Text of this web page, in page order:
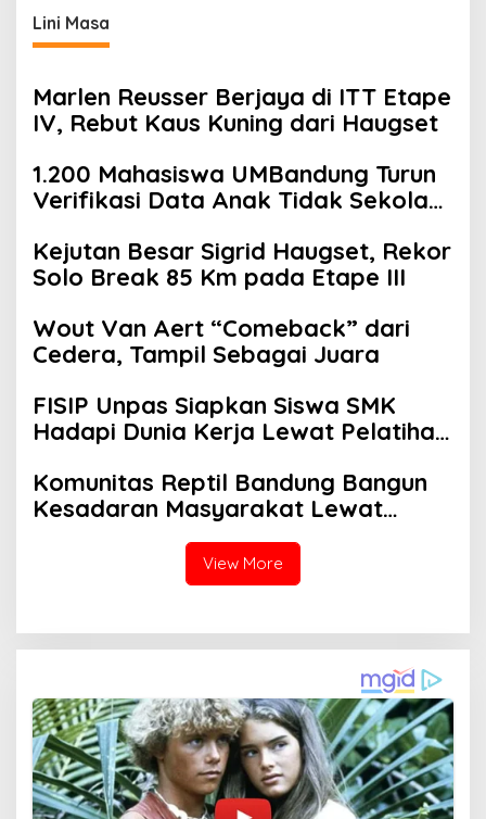
Lini Masa
Marlen Reusser Berjaya di ITT Etape
IV, Rebut Kaus Kuning dari Haugset
1.200 Mahasiswa UMBandung Turun
Verifikasi Data Anak Tidak Sekolah,
Jawa Barat Menyelamatkan
Generasi
Kejutan Besar Sigrid Haugset, Rekor
Solo Break 85 Km pada Etape III
Wout Van Aert “Comeback” dari
Cedera, Tampil Sebagai Juara
FISIP Unpas Siapkan Siswa SMK
Hadapi Dunia Kerja Lewat Pelatihan
Play
Komunitas Reptil Bandung Bangun
Kesadaran Masyarakat Lewat
Edukasi Satwa
View More